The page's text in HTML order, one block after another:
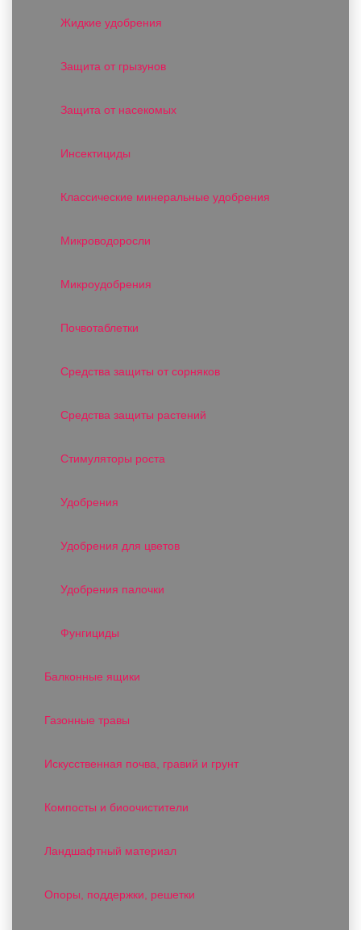
Жидкие удобрения
Защита от грызунов
Защита от насекомых
Инсектициды
Классические минеральные удобрения
Микроводоросли
Микроудобрения
Почвотаблетки
Средства защиты от сорняков
Средства защиты растений
Стимуляторы роста
Удобрения
Удобрения для цветов
Удобрения палочки
Фунгициды
Балконные ящики
Газонные травы
Искусственная почва, гравий и грунт
Компосты и биоочистители
Ландшафтный материал
Опоры, поддержки, решетки